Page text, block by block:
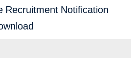
Recruitment Notification